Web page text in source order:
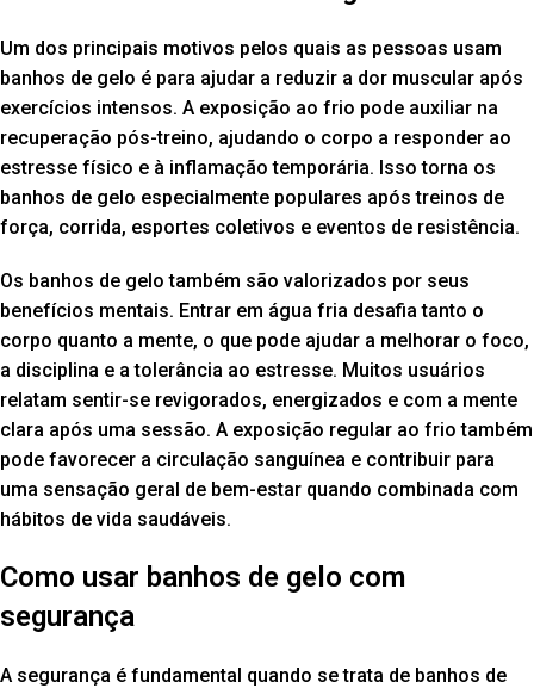
Um dos principais motivos pelos quais as pessoas usam
banhos de gelo é para ajudar a reduzir a dor muscular após
exercícios intensos. A exposição ao frio pode auxiliar na
recuperação pós-treino, ajudando o corpo a responder ao
estresse físico e à inflamação temporária. Isso torna os
banhos de gelo especialmente populares após treinos de
força, corrida, esportes coletivos e eventos de resistência.
Os banhos de gelo também são valorizados por seus
benefícios mentais. Entrar em água fria desafia tanto o
corpo quanto a mente, o que pode ajudar a melhorar o foco,
a disciplina e a tolerância ao estresse. Muitos usuários
relatam sentir-se revigorados, energizados e com a mente
clara após uma sessão. A exposição regular ao frio também
pode favorecer a circulação sanguínea e contribuir para
uma sensação geral de bem-estar quando combinada com
hábitos de vida saudáveis.
Como usar banhos de gelo com
segurança
A segurança é fundamental quando se trata de banhos de